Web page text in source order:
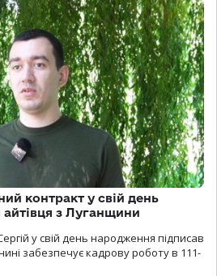
контракт у свій день
з Луганщини
у свій день народження підписав
забезпечує кадрову роботу в 111-